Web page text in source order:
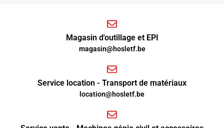
Magasin d'outillage et EPI
magasin@hosletf.be
Service location - Transport de matériaux
location@hosletf.be